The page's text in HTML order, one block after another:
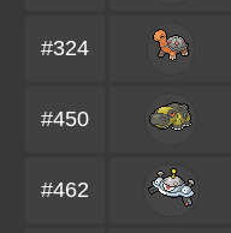
#324
#450
#462